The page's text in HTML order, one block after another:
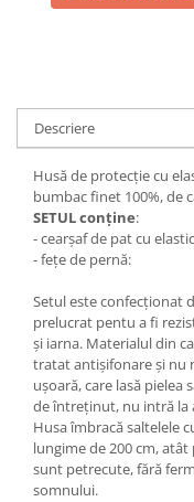
Descriere
Husă de protecție cu
bumbac finet 100%, de
SETUL conține:
- cearșaf de pat cu
- fețe de pernă: 50
Setul este confecționat
prelucrat pentu a fi
și iarna. Materialul din
tratat antișifonare și nu
ușoară, care lasă
de întreținut, nu intră la
Husa îmbracă saltelele
lungime de 200 cm,
sunt petrecute, fără
somnului.